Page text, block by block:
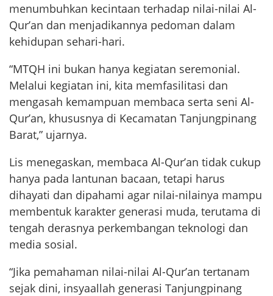
menumbuhkan kecintaan terhadap nilai-nilai Al-
Qur’an dan menjadikannya pedoman dalam
kehidupan sehari-hari.
“MTQH ini bukan hanya kegiatan seremonial.
Melalui kegiatan ini, kita memfasilitasi dan
mengasah kemampuan membaca serta seni Al-
Qur’an, khususnya di Kecamatan Tanjungpinang
Barat,” ujarnya.
Lis menegaskan, membaca Al-Qur’an tidak cukup
hanya pada lantunan bacaan, tetapi harus
dihayati dan dipahami agar nilai-nilainya mampu
membentuk karakter generasi muda, terutama di
tengah derasnya perkembangan teknologi dan
media sosial.
“Jika pemahaman nilai-nilai Al-Qur’an tertanam
sejak dini, insyaallah generasi Tanjungpinang